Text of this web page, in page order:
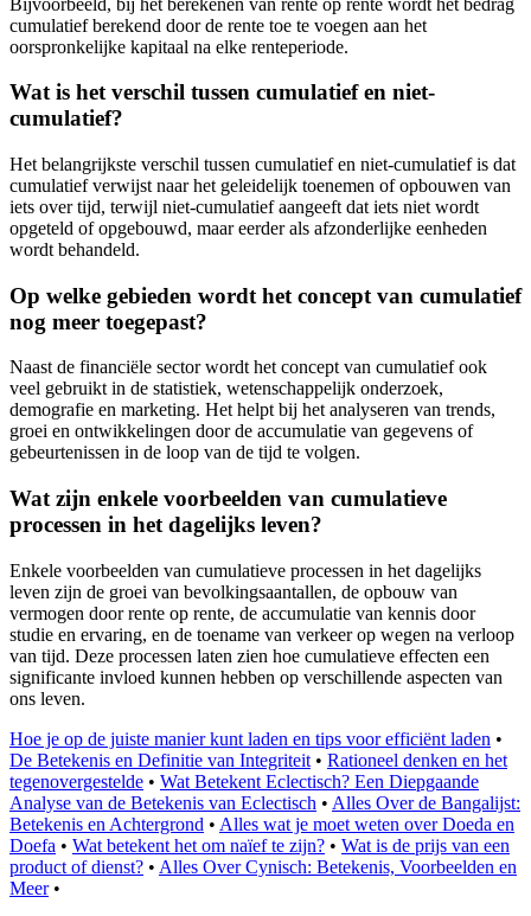
cumulatief berekend door de rente toe te voegen aan het
oorspronkelijke kapitaal na elke renteperiode.
Wat is het verschil tussen cumulatief en niet-
cumulatief?
Het belangrijkste verschil tussen cumulatief en niet-cumulatief is dat
cumulatief verwijst naar het geleidelijk toenemen of opbouwen van
iets over tijd, terwijl niet-cumulatief aangeeft dat iets niet wordt
opgeteld of opgebouwd, maar eerder als afzonderlijke eenheden
wordt behandeld.
Op welke gebieden wordt het concept van cumulatief
nog meer toegepast?
Naast de financiële sector wordt het concept van cumulatief ook
veel gebruikt in de statistiek, wetenschappelijk onderzoek,
demografie en marketing. Het helpt bij het analyseren van trends,
groei en ontwikkelingen door de accumulatie van gegevens of
gebeurtenissen in de loop van de tijd te volgen.
Wat zijn enkele voorbeelden van cumulatieve
processen in het dagelijks leven?
Enkele voorbeelden van cumulatieve processen in het dagelijks
leven zijn de groei van bevolkingsaantallen, de opbouw van
vermogen door rente op rente, de accumulatie van kennis door
studie en ervaring, en de toename van verkeer op wegen na verloop
van tijd. Deze processen laten zien hoe cumulatieve effecten een
significante invloed kunnen hebben op verschillende aspecten van
ons leven.
Hoe je op de juiste manier kunt laden en tips voor efficiënt laden •
De Betekenis en Definitie van Integriteit • Rationeel denken en het
tegenovergestelde • Wat Betekent Eclectisch? Een Diepgaande
Analyse van de Betekenis van Eclectisch • Alles Over de Bangalijst:
Betekenis en Achtergrond • Alles wat je moet weten over Doeda en
Doefa • Wat betekent het om naïef te zijn? • Wat is de prijs van een
product of dienst? • Alles Over Cynisch: Betekenis, Voorbeelden en
Meer•